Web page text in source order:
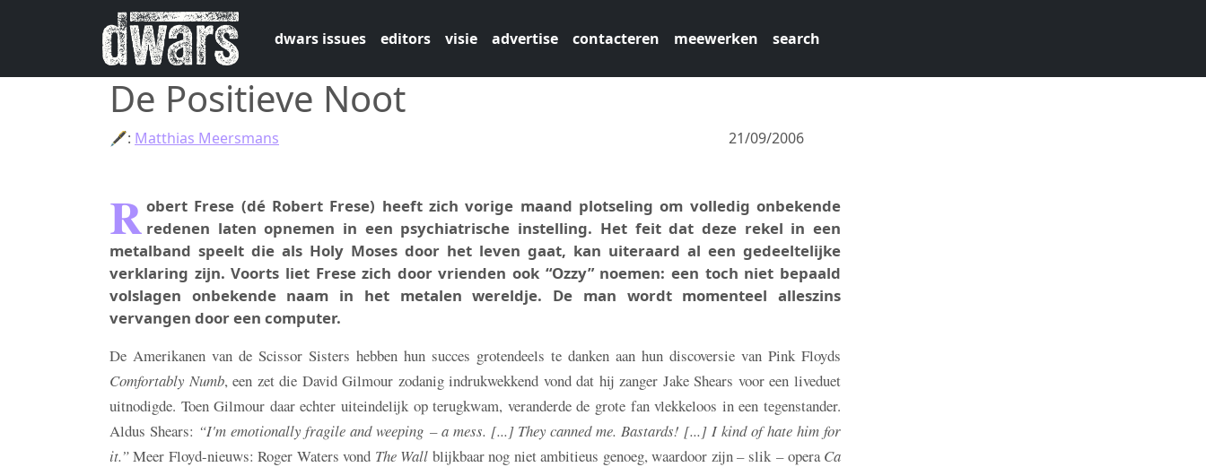
Skip to main content
dwars issues
editors visie advertise contacteren meewerken search
De Positieve Noot
21/09/2006
🖋: Matthias Meersmans
R obert Frese (dé Robert Frese) heeft zich vorige maand plotseling om volledig onbekende
redenen laten opnemen in een psychiatrische instelling. Het feit dat deze rekel in een
metalband speelt die als Holy Moses door het leven gaat, kan uiteraard al een gedeeltelijke
verklaring zijn. Voorts liet Frese zich door vrienden ook “Ozzy” noemen: een toch niet bepaald
volslagen onbekende naam in het metalen wereldje. De man wordt momenteel alleszins
vervangen door een computer.
De Amerikanen van de Scissor Sisters hebben hun succes grotendeels te danken aan hun discoversie van Pink Floyds
Comfortably Numb, een zet die David Gilmour zodanig indrukwekkend vond dat hij zanger Jake Shears voor een liveduet
uitnodigde. Toen Gilmour daar echter uiteindelijk op terugkwam, veranderde de grote fan vlekkeloos in een tegenstander.
Aldus Shears: “I'm emotionally fragile and weeping – a mess. [...] They canned me. Bastards! [...] I kind of hate him for
it.”Meer Floyd-nieuws: Roger Waters vond The Wall blijkbaar nog niet ambitieus genoeg, waardoor zijn–slik–operaCa